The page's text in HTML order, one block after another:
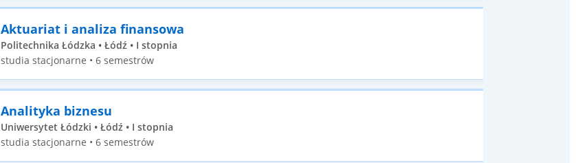
Aktuariat i analiza finansowa
Politechnika Łódzka • Łódź • I stopnia
studia stacjonarne • 6 semestrów
Analityka biznesu
Uniwersytet Łódzki • Łódź • I stopnia
studia stacjonarne • 6 semestrów